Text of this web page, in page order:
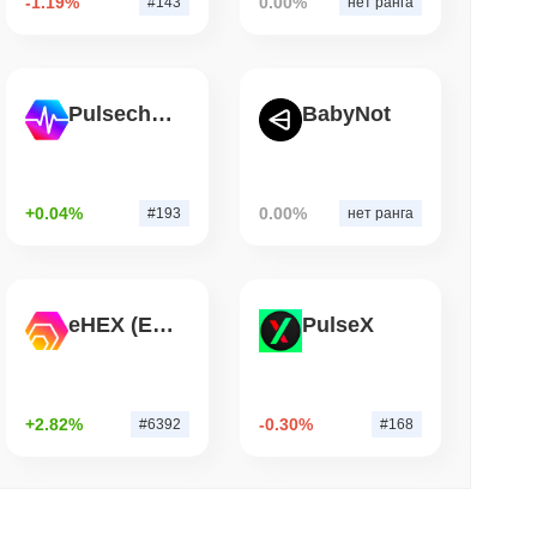
чтение Pulsechain
+0.04% #193
BabyNot
0.00% нет ранга
eHEX (Ethereum)
+2.82% #6392
PulseX
-0.30% #168